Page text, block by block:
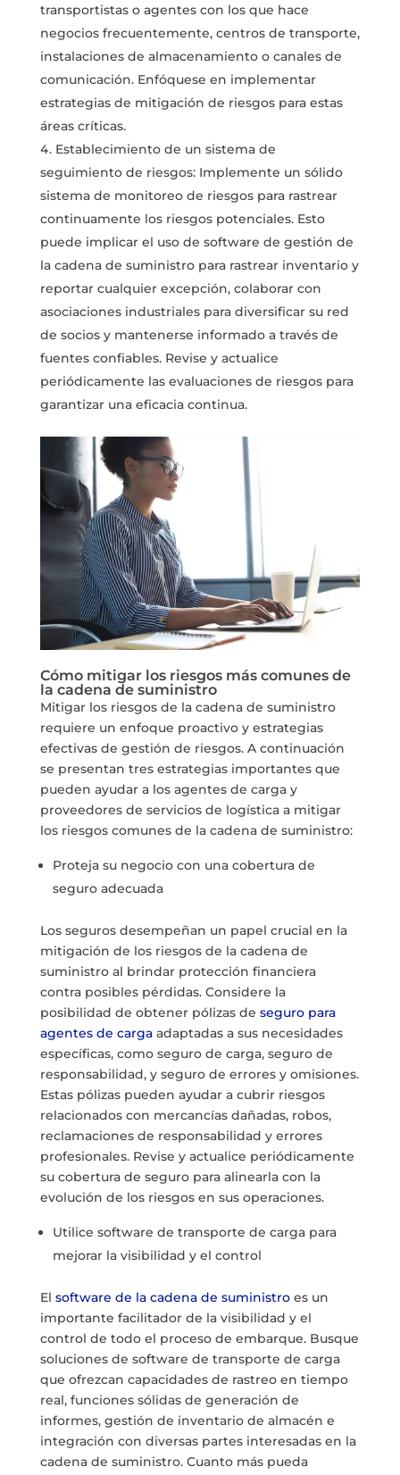
transportistas o agentes con los que hace
negocios frecuentemente, centros de transporte,
instalaciones de almacenamiento o canales de
comunicación. Enfóquese en implementar
estrategias de mitigación de riesgos para estas
áreas críticas.
Establecimiento de un sistema de
seguimiento de riesgos: Implemente un sólido
sistema de monitoreo de riesgos para rastrear
continuamente los riesgos potenciales. Esto
puede implicar el uso de software de gestión de
la cadena de suministro para rastrear inventario y
reportar cualquier excepción, colaborar con
asociaciones industriales para diversificar su red
de socios y mantenerse informado a través de
fuentes confiables. Revise y actualice
periódicamente las evaluaciones de riesgos para
garantizar una eficacia continua.
Cómo mitigar los riesgos más comunes de
la cadena de suministro
Mitigar los riesgos de la cadena de suministro
requiere un enfoque proactivo y estrategias
efectivas de gestión de riesgos. A continuación
se presentan tres estrategias importantes que
pueden ayudar a los agentes de carga y
proveedores de servicios de logística a mitigar
los riesgos comunes de la cadena de suministro:
Proteja su negocio con una cobertura de
seguro adecuada
Los seguros desempeñan un papel crucial en la
mitigación de los riesgos de la cadena de
suministro al brindar protección financiera
contra posibles pérdidas. Considere la
posibilidad de obtener pólizas de seguro para
agentes de cargaadaptadas a sus necesidades
específicas, como seguro de carga, seguro de
responsabilidad, y seguro de errores y omisiones.
Estas pólizas pueden ayudar a cubrir riesgos
relacionados con mercancías dañadas, robos,
reclamaciones de responsabilidad y errores
profesionales. Revise y actualice periódicamente
su cobertura de seguro para alinearla con la
evolución de los riesgos en sus operaciones.
Utilice software de transporte de carga para
mejorar la visibilidad y el control
El software de la cadena de suministroes un
importante facilitador de la visibilidad y el
control de todo el proceso de embarque. Busque
soluciones de software de transporte de carga
que ofrezcan capacidades de rastreo en tiempo
real, funciones sólidas de generación de
informes, gestión de inventario de almacén e
integración con diversas partes interesadas en la
cadena de suministro. Cuanto más pueda